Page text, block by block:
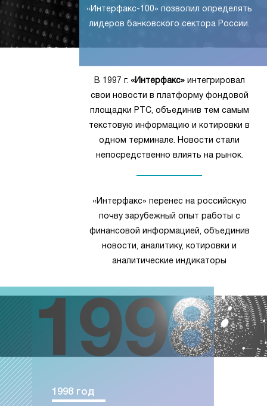
«Интерфакс-100» позволил определять
лидеров банковского сектора России.
В 1997 г. «Интерфакс»интегрировал
свои новости в платформу фондовой
площадки РТС, объединив тем самым
текстовую информацию и котировки в
одном терминале. Новости стали
непосредственно влиять на рынок.
«Интерфакс» перенес на российскую
почву зарубежный опыт работы с
финансовой информацией, объединив
новости, аналитику, котировки и
аналитические индикаторы
1998 год